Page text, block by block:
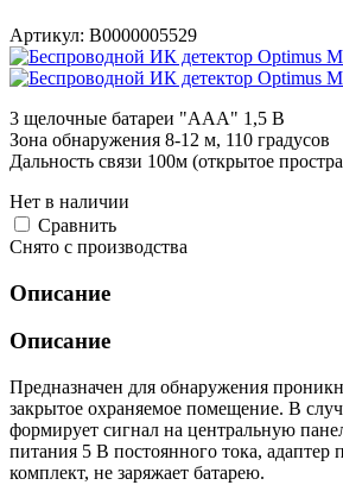
Артикул: В0000005529
3 щелочные батареи "ААА" 1,5 В
Зона обнаружения 8-12 м, 110 градусов
Дальность связи 100м (открытое
Нет в наличии
Cравнить
Снято с производства
Описание
Описание
Предназначен для обнаружения
закрытое охраняемое помещение. В
формирует сигнал на центральную
питания 5 В постоянного тока, адаптер
комплект, не заряжает батарею.